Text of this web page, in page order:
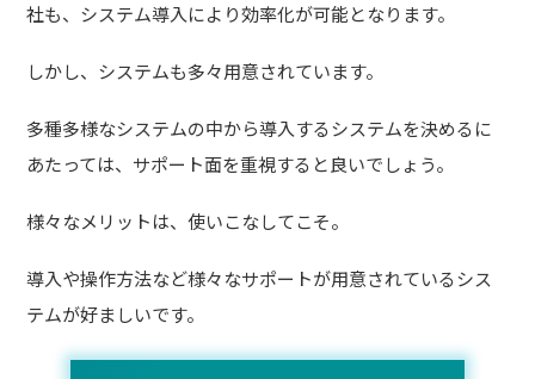
社も、システム導入により効率化が可能となります。
しかし、システムも多々用意されています。
多種多様なシステムの中から導入するシステムを決めるに
あたっては、サポート面を重視すると良いでしょう。
様々なメリットは、使いこなしてこそ。
導入や操作方法など様々なサポートが用意されているシス
テムが好ましいです。